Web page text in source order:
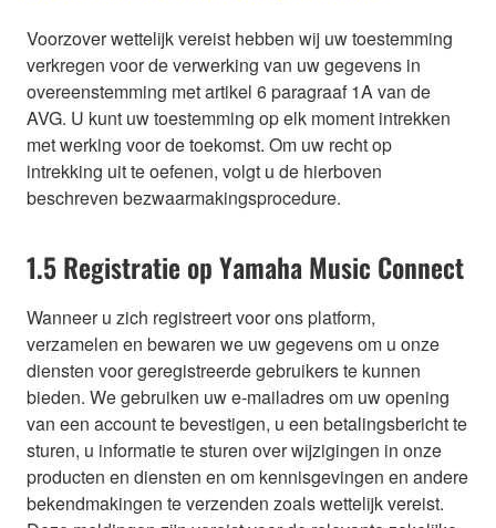
Voorzover wettelijk vereist hebben wij uw toestemming
verkregen voor de verwerking van uw gegevens in
overeenstemming met artikel 6 paragraaf 1A van de
AVG. U kunt uw toestemming op elk moment intrekken
met werking voor de toekomst. Om uw recht op
intrekking uit te oefenen, volgt u de hierboven
beschreven bezwaarmakingsprocedure.
1.5 Registratie op Yamaha Music Connect
Wanneer u zich registreert voor ons platform,
verzamelen en bewaren we uw gegevens om u onze
diensten voor geregistreerde gebruikers te kunnen
bieden. We gebruiken uw e-mailadres om uw opening
van een account te bevestigen, u een betalingsbericht te
sturen, u informatie te sturen over wijzigingen in onze
producten en diensten en om kennisgevingen en andere
bekendmakingen te verzenden zoals wettelijk vereist.